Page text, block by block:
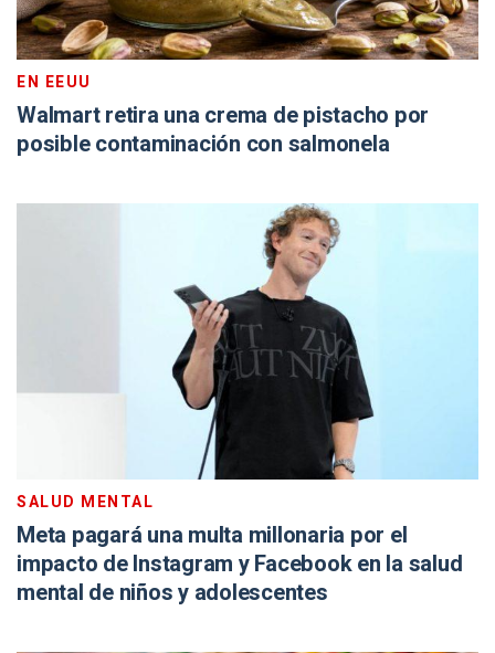
EN EEUU
Walmart retira una crema de pistacho por
posible contaminación con salmonela
SALUD MENTAL
Meta pagará una multa millonaria por el
impacto de Instagram y Facebook en la salud
mental de niños y adolescentes